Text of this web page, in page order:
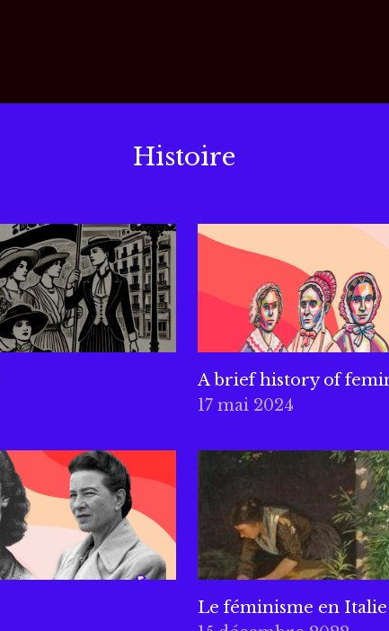
Histoire
A brief history of
17 mai 2024
Le féminisme en Italie